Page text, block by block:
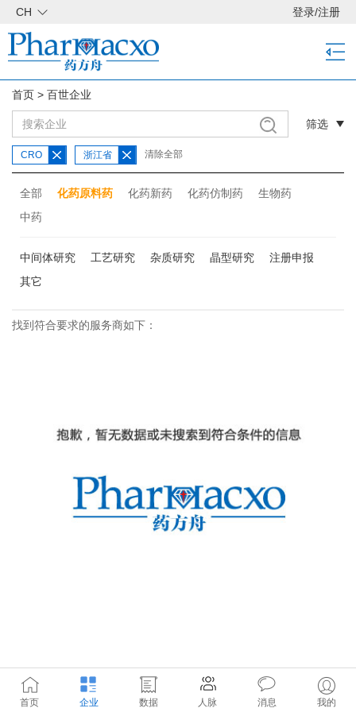
CH 登录/注册
首页 > 百世企业
筛选
CRO 浙江省 清除全部
全部 化药原料药 化药新药 化药仿制药
生物药
中药
中间体研究 工艺研究 杂质研究 晶型研究
注册申报
其它
找到符合要求的服务商如下：
首页 企业 数据 人脉 消息 我的